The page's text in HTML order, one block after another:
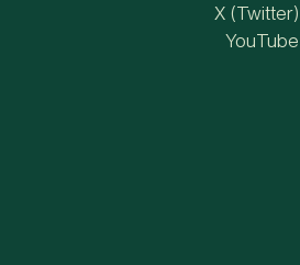
X (Twitter)
YouTube